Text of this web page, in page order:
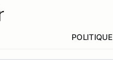
POLITIQUE